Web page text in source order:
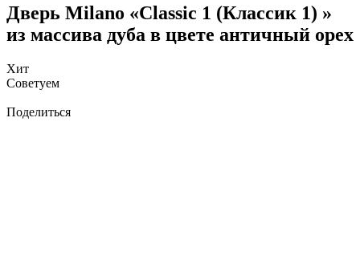
Дверь Milano «Classic 1 (Классик 1) »
из массива дуба в цвете античный орех
Хит
Советуем
Поделиться